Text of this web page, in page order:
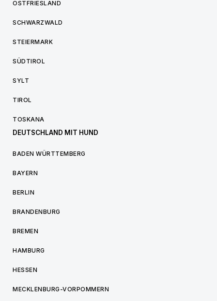
OSTFRIESLAND
SCHWARZWALD
STEIERMARK
SÜDTIROL
SYLT
TIROL
TOSKANA
DEUTSCHLAND MIT HUND
BADEN WÜRTTEMBERG
BAYERN
BERLIN
BRANDENBURG
BREMEN
HAMBURG
HESSEN
MECKLENBURG-VORPOMMERN